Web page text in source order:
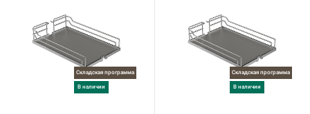
Складская программа
в наличии
Складская программа
в наличии